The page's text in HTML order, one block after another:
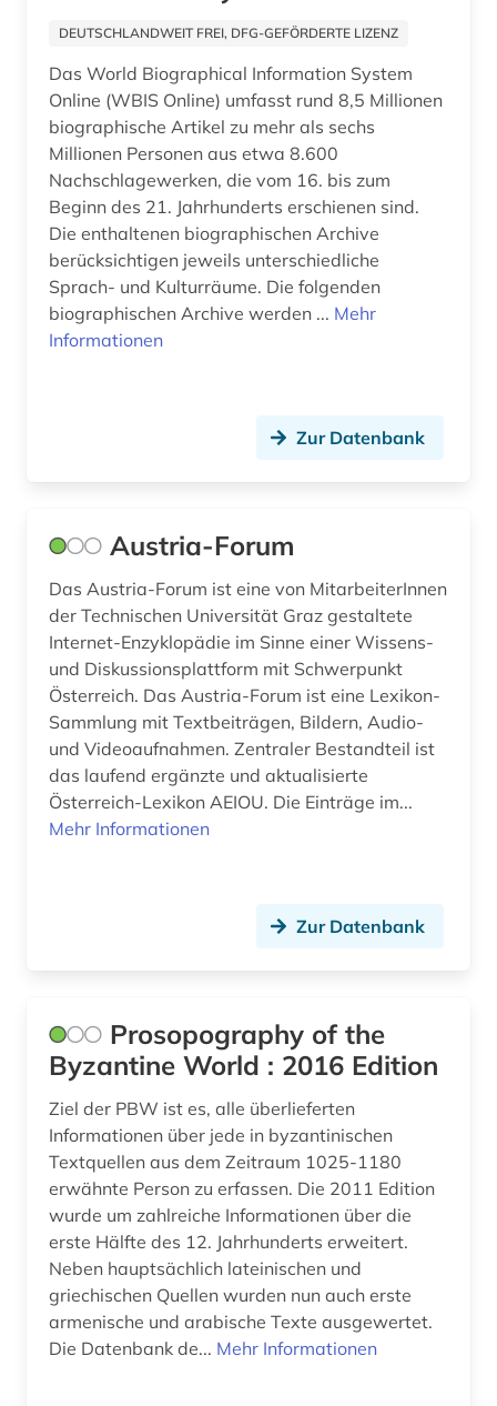
geschichte 1880-2000 (1)
geschichte 1900- (1)
geschichte 1933-1945 (1)
geschichte 1938-1945 (1)
geschichte 1941-1944 (1)
geschichte 1945- (2)
geschichte 1961-1989 (1)
geschichte anfänge - 1910 (1)
geschichtswissenschaft (2)
griechenland (1)
großbritannien (1)
grönland (1)
h.f. grandjean (1)
hamburg (1)
holocaust (2)
indien (1)
indologie (1)
international (1)
iran (1)
irland (1)
italien (1)
jainismus (1)
Italien (1)
Kanada (1)
Kroatien (1)
Liechtenstein (1)
Niederlande (5)
Nordrhein-Westfalen (2)
Rheinland-Pfalz (2)
Saarland (1)
Sachsen (3)
Schweden (2)
Schweiz (3)
Slowakei (1)
USA (2)
Ungarn (3)
DEUTSCHLANDWEIT FREI, DFG-GEFÖRDERTE LIZENZ
Das World Biographical Information System
Online (WBIS Online) umfasst rund 8,5 Millionen
biographische Artikel zu mehr als sechs
Millionen Personen aus etwa 8.600
Nachschlagewerken, die vom 16. bis zum
Beginn des 21. Jahrhunderts erschienen sind.
Die enthaltenen biographischen Archive
berücksichtigen jeweils unterschiedliche
Sprach- und Kulturräume. Die folgenden
biographischen Archive werden ... Mehr
Informationen
Zur Datenbank
Austria-Forum
Das Austria-Forum ist eine von MitarbeiterInnen
der Technischen Universität Graz gestaltete
Internet-Enzyklopädie im Sinne einer Wissens-
und Diskussionsplattform mit Schwerpunkt
Österreich. Das Austria-Forum ist eine Lexikon-
Sammlung mit Textbeiträgen, Bildern, Audio-
und Videoaufnahmen. Zentraler Bestandteil ist
das laufend ergänzte und aktualisierte
Österreich-Lexikon AEIOU. Die Einträge im...
Mehr Informationen
Zur Datenbank
Prosopography of the
Byzantine World : 2016 Edition
Ziel der PBW ist es, alle überlieferten
Informationen über jede in byzantinischen
Textquellen aus dem Zeitraum 1025-1180
erwähnte Person zu erfassen. Die 2011 Edition
wurde um zahlreiche Informationen über die
erste Hälfte des 12. Jahrhunderts erweitert.
Neben hauptsächlich lateinischen und
griechischen Quellen wurden nun auch erste
armenische und arabische Texte ausgewertet.
Die Datenbank de... Mehr Informationen